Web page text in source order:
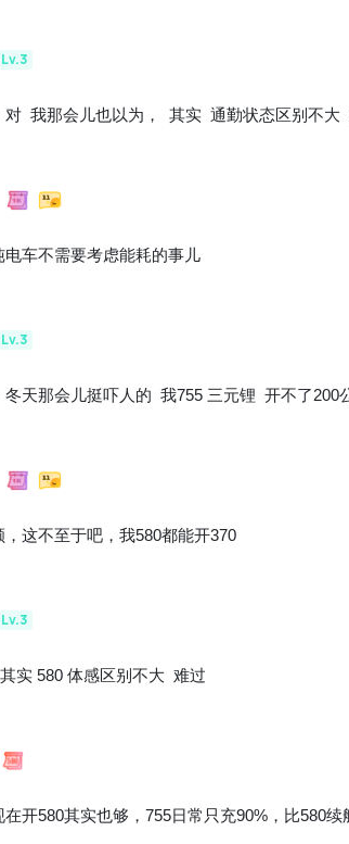
Lv.3
对  我那会儿也以为，  其实  通勤状态区别不
电车不需要考虑能耗的事儿
Lv.3
冬天那会儿挺吓人的  我755 三元锂  开不了200
，这不至于吧，我580都能开370
Lv.3
其实 580 体感区别不大  难过
在开580其实也够，755日常只充90%，比580续